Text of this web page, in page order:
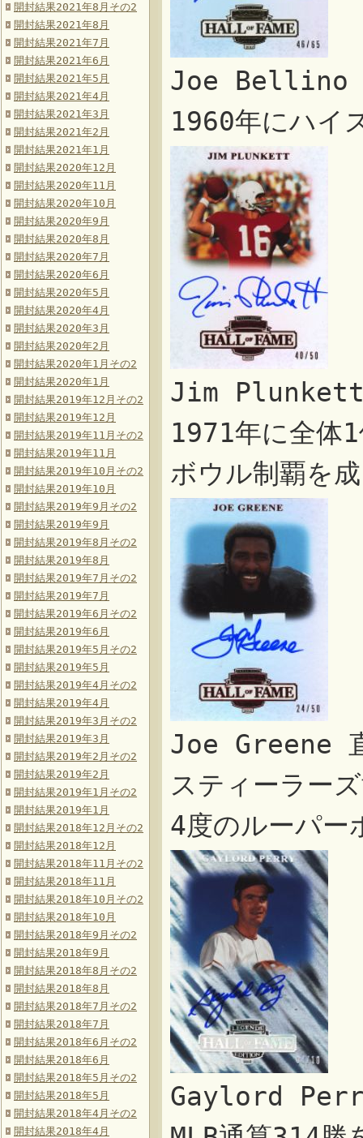
開封結果2021年8月その2
開封結果2021年8月
開封結果2021年7月
開封結果2021年6月
開封結果2021年5月
開封結果2021年4月
開封結果2021年3月
開封結果2021年2月
開封結果2021年1月
開封結果2020年12月
開封結果2020年11月
開封結果2020年10月
開封結果2020年9月
開封結果2020年8月
開封結果2020年7月
開封結果2020年6月
開封結果2020年5月
開封結果2020年4月
開封結果2020年3月
開封結果2020年2月
開封結果2020年1月その2
開封結果2020年1月
開封結果2019年12月その2
開封結果2019年12月
開封結果2019年11月その2
開封結果2019年11月
開封結果2019年10月その2
開封結果2019年10月
開封結果2019年9月その2
開封結果2019年9月
開封結果2019年8月その2
開封結果2019年8月
開封結果2019年7月その2
開封結果2019年7月
開封結果2019年6月その2
開封結果2019年6月
開封結果2019年5月その2
開封結果2019年5月
開封結果2019年4月その2
開封結果2019年4月
開封結果2019年3月その2
開封結果2019年3月
開封結果2019年2月その2
開封結果2019年2月
開封結果2019年1月その2
開封結果2019年1月
開封結果2018年12月その2
開封結果2018年12月
開封結果2018年11月その2
開封結果2018年11月
開封結果2018年10月その2
開封結果2018年10月
開封結果2018年9月その2
開封結果2018年9月
開封結果2018年8月その2
開封結果2018年8月
開封結果2018年7月その2
開封結果2018年7月
開封結果2018年6月その2
開封結果2018年6月
開封結果2018年5月その2
開封結果2018年5月
開封結果2018年4月その2
開封結果2018年4月
Joe Bellino
1960年にハイ
Jim Plunkett
1971年に全体
ボウル制覇を
Joe Greene
スティーラー
4度のルーパー
Gaylord